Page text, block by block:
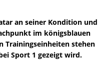
an seiner Kondition und
im königsblauen
Trainingseinheiten stehen
Sport 1 gezeigt wird.